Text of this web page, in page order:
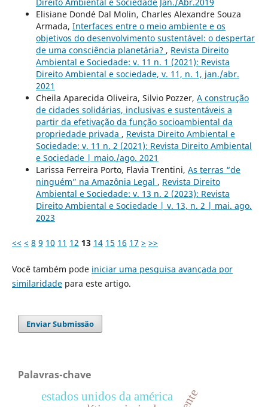
Direito Ambiental e Sociedade Jan./Abr.2019
Elisiane Dondé Dal Molin, Charles Alexandre Souza
Armada, Interfaces entre o meio ambiente e os
objetivos do desenvolvimento sustentável: o despertar
de uma consciência planetária? , Revista Direito
Ambiental e Sociedade: v. 11 n. 1 (2021): Revista
Direito Ambiental e sociedade, v. 11, n. 1, jan./abr.
2021
Cheila Aparecida Oliveira, Silvio Pozzer, A construção
de cidades solidárias, inclusivas e sustentáveis a
partir da efetivação da função socioambiental da
propriedade privada , Revista Direito Ambiental e
Sociedade: v. 11 n. 2 (2021): Revista Direito Ambiental
e Sociedade | maio./ago. 2021
Larissa Ferreira Porto, Flavia Trentini, As terras “de
ninguém” na Amazônia Legal , Revista Direito
Ambiental e Sociedade: v. 13 n. 2 (2023): Revista
Direito Ambiental e Sociedade | v. 13, n. 2 | mai. ago.
2023
<< < 8 9 10 11 12 13 14 15 16 17 > >>
Você também pode iniciar uma pesquisa avançada por
similaridadepara este artigo.
Enviar Submissão
Palavras-chave
estados unidos da américa